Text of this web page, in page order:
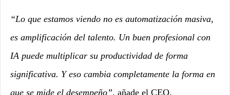
“Lo que estamos viendo no es automatización masiva,
es amplificación del talento. Un buen profesional con
IA puede multiplicar su productividad de forma
significativa. Y eso cambia completamente la forma en
que se mide el desempeño”, añade el CEO.